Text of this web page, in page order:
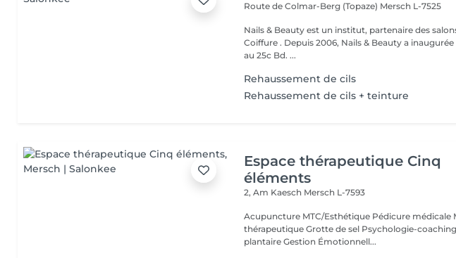
Route de Colmar-Berg (Topaze) Mersch L-7525
Nails & Beauty est un institut, partenaire des
Coiffure . Depuis 2006, Nails & Beauty a
au 25c Bd. ...
Rehaussement de cils
Rehaussement de cils + teinture
Espace thérapeutique Cinq
éléments
2, Am Kaesch Mersch L-7593
Acupuncture MTC/Esthétique Pédicure médicale
thérapeutique Grotte de sel Psychologie-
plantaire Gestion Émotionnell...